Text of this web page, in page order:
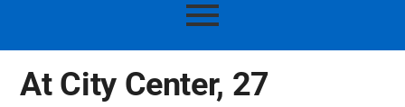
o
conteúdo
At City Center, 27